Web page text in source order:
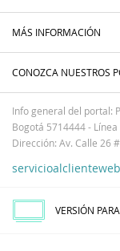
MÁS INFORMACIÓN
CONOZCA NUESTROS
Info general del portal:
Bogotá 5714444 -
Dirección: Av. Calle 26
VERSIÓN